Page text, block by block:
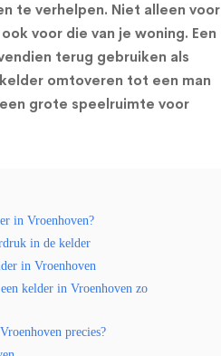
te verhelpen. Niet alleen voor
voor die van je woning. Een
terug gebruiken als
omtoveren tot een man
grote speelruimte voor
in Vroenhoven?
in de kelder
in Vroenhoven
kelder in Vroenhoven zo
precies?